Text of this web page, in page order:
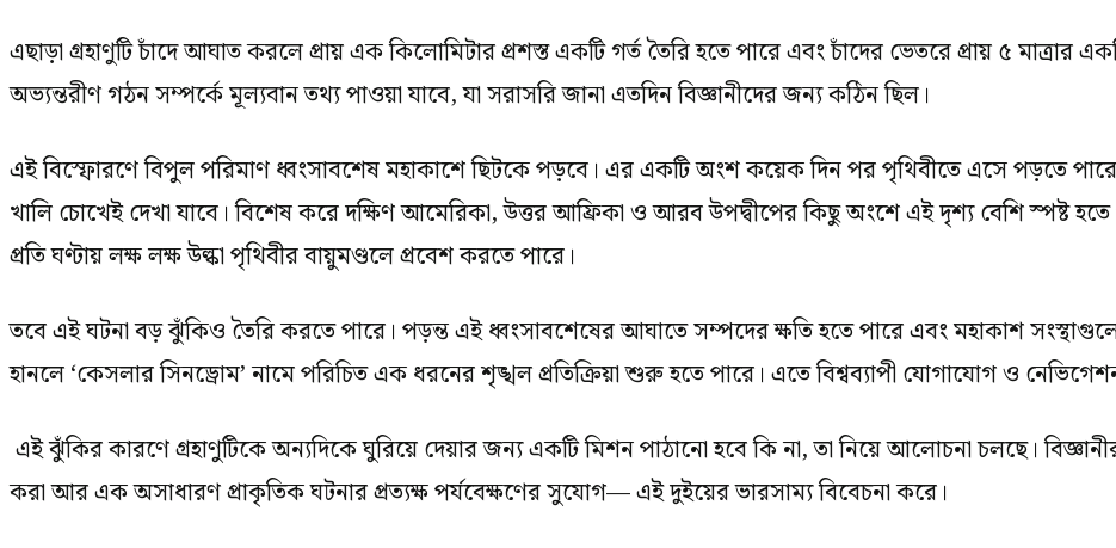
এছাড়া গ্রহাণুটি চাঁদে আঘাত করলে প্রায় এক কিলোমিটার প্রশস্ত একটি গর্ত তৈরি হতে পারে এবং চাঁদের ভেতরে প্রায় ৫ মাত্রার
অভ্যন্তরীণ গঠন সম্পর্কে মূল্যবান তথ্য পাওয়া যাবে, যা সরাসরি জানা এতদিন বিজ্ঞানীদের জন্য কঠিন ছিল।
এই বিস্ফোরণে বিপুল পরিমাণ ধ্বংসাবশেষ মহাকাশে ছিটকে পড়বে। এর একটি অংশ কয়েক দিন পর পৃথিবীতে এসে পড়তে পারে,
খালি চোখেই দেখা যাবে। বিশেষ করে দক্ষিণ আমেরিকা, উত্তর আফ্রিকা ও আরব উপদ্বীপের কিছু অংশে এই দৃশ্য বেশি স্পষ্ট
প্রতি ঘণ্টায় লক্ষ লক্ষ উল্কা পৃথিবীর বায়ুমণ্ডলে প্রবেশ করতে পারে।
তবে এই ঘটনা বড় ঝুঁকিও তৈরি করতে পারে। পড়ন্ত এই ধ্বংসাবশেষের আঘাতে সম্পদের ক্ষতি হতে পারে এবং মহাকাশ
হানলে ‘কেসলার সিনড্রোম’ নামে পরিচিত এক ধরনের শৃঙ্খল প্রতিক্রিয়া শুরু হতে পারে। এতে বিশ্বব্যাপী যোগাযোগ ও
এই ঝুঁকির কারণে গ্রহাণুটিকে অন্যদিকে ঘুরিয়ে দেয়ার জন্য একটি মিশন পাঠানো হবে কি না, তা নিয়ে আলোচনা চলছে। বিজ্ঞানীরা
করা আর এক অসাধারণ প্রাকৃতিক ঘটনার প্রত্যক্ষ পর্যবেক্ষণের সুযোগ— এই দুইয়ের ভারসাম্য বিবেচনা করে।